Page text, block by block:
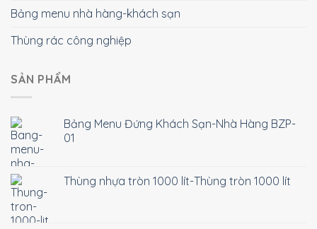
Bảng menu nhà hàng-khách sạn
Thùng rác công nghiệp
SẢN PHẨM
Bảng Menu Đứng Khách Sạn-Nhà Hàng BZP-
01
Thùng nhựa tròn 1000 lít-Thùng tròn 1000 lít